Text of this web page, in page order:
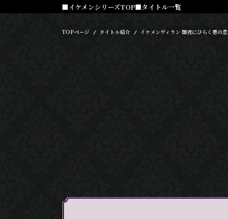
■イケメンシリーズTOP■タイトル一覧
TOPページ タイトル紹介 イケメンヴィラン 闇夜にひらく悪の恋